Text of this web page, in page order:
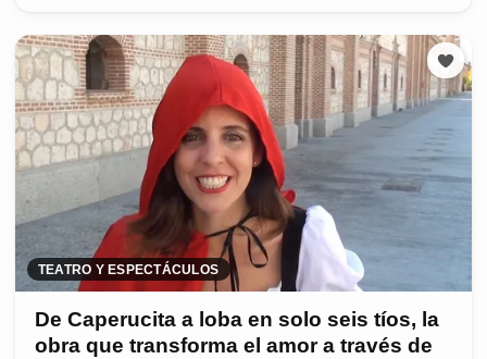
TEATRO Y ESPECTÁCULOS
De Caperucita a loba en solo seis tíos, la
obra que transforma el amor a través de